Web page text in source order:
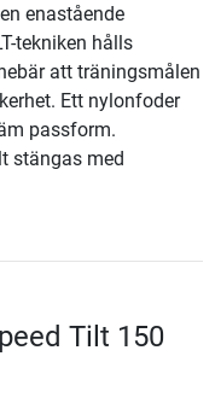
enastående
tekniken hålls
att träningsmålen
Ett nylonfoder
passform.
stängas med
Tilt 150